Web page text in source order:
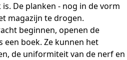
De planken - nog in de vorm
magazijn te drogen.
beginnen, openen de
een boek. Ze kunnen het
de uniformiteit van de nerf en